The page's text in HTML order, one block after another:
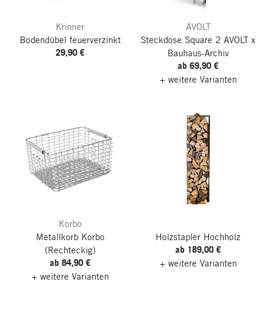
Krinner
Bodendübel feuerverzinkt
29,90 €
AVOLT
Steckdose Square 2 AVOLT x
Bauhaus-Archiv
ab 69,90 €
+ weitere Varianten
Korbo
Metallkorb Korbo
(Rechteckig)
ab 84,90 €
+ weitere Varianten
Holzstapler Hochholz
ab 189,00 €
+ weitere Varianten